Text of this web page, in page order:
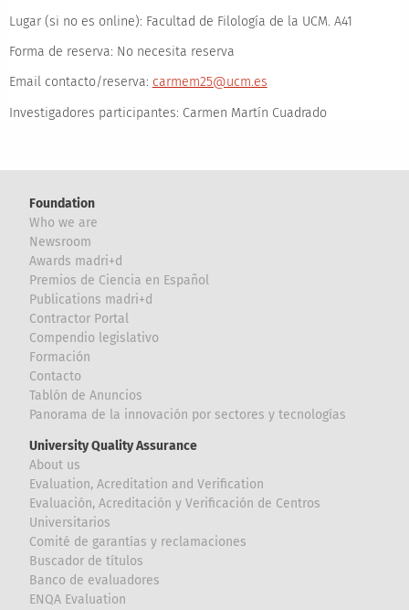
Lugar (si no es online): Facultad de Filología de la UCM. A41
Forma de reserva: No necesita reserva
Email contacto/reserva: carmem25@ucm.es
Investigadores participantes: Carmen Martín Cuadrado
Foundation
Who we are
Newsroom
Awards madri+d
Premios de Ciencia en Español
Publications madri+d
Contractor Portal
Compendio legislativo
Formación
Contacto
Tablón de Anuncios
Panorama de la innovación por sectores y tecnologías
University Quality Assurance
About us
Evaluation, Acreditation and Verification
Evaluación, Acreditación y Verificación de Centros
Universitarios
Comité de garantías y reclamaciones
Buscador de títulos
Banco de evaluadores
ENQA Evaluation